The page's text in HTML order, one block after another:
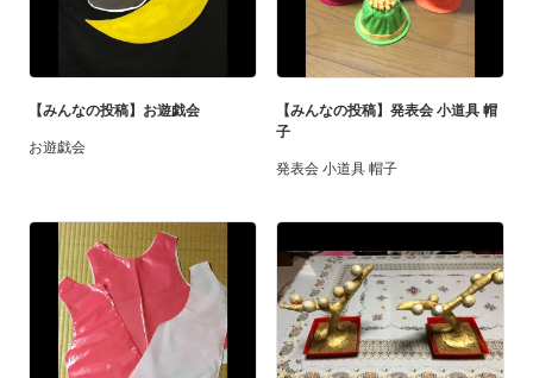
【みんなの投稿】お遊戯会
お遊戯会
【みんなの投稿】発表会 小道具 帽
子
発表会 小道具 帽子